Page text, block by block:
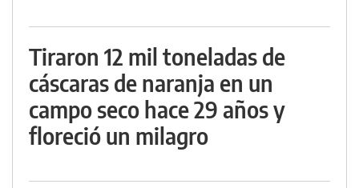
Tiraron 12 mil toneladas de
cáscaras de naranja en un
campo seco hace 29 años y
floreció un milagro